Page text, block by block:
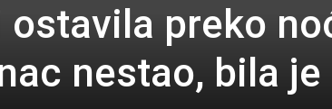
ostavila preko
nestao, bila je